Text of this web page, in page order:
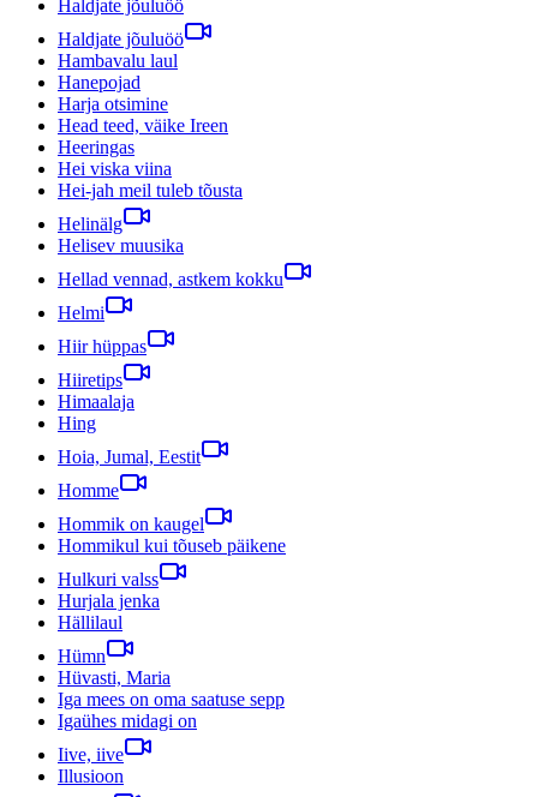
Haldjate jõuluöö
Haldjate jõuluöö
Hambavalu laul
Hanepojad
Harja otsimine
Head teed, väike Ireen
Heeringas
Hei viska viina
Hei-jah meil tuleb tõusta
Helinälg
Helisev muusika
Hellad vennad, astkem kokku
Helmi
Hiir hüppas
Hiiretips
Himaalaja
Hing
Hoia, Jumal, Eestit
Homme
Hommik on kaugel
Hommikul kui tõuseb päikene
Hulkuri valss
Hurjala jenka
Hällilaul
Hümn
Hüvasti, Maria
Iga mees on oma saatuse sepp
Igaühes midagi on
Iive, iive
Illusioon